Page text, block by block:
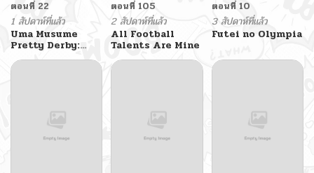
ตอนที่ 22
1 สัปดาห์ที่แล้ว
Uma Musume
Pretty Derby:
Star Blossom
ตอนที่ 105
2 สัปดาห์ที่แล้ว
All Football
Talents Are Mine
ตอนที่ 10
3 สัปดาห์ที่แล้ว
Futei no Olympia